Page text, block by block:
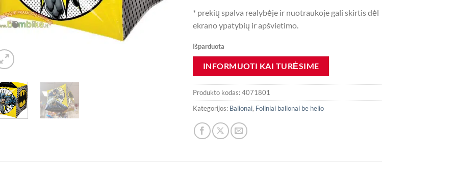
* prekių spalva realybėje ir nuotraukoje gali skirtis dėl
ekrano ypatybių ir apšvietimo.
Išparduota
Produkto kodas:4071801
Kategorijos: Balionai, Foliniai balionai be helio